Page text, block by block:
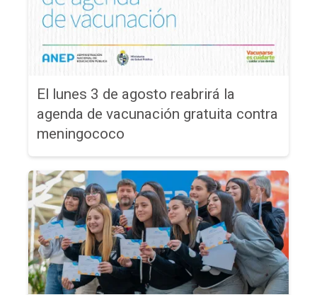
El lunes 3 de agosto reabrirá la
agenda de vacunación gratuita contra
meningococo